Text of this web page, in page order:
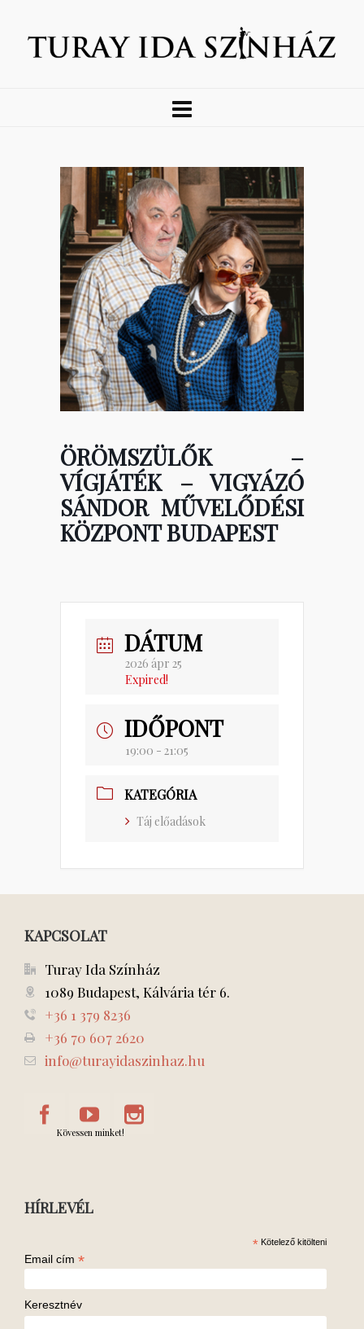
ÖRÖMSZÜLŐK –
VÍGJÁTÉK – VIGYÁZÓ
SÁNDOR MŰVELŐDÉSI
KÖZPONT BUDAPEST
DÁTUM
2026 ápr 25
Expired!
IDŐPONT
19:00 - 21:05
KATEGÓRIA
Táj előadások
KAPCSOLAT
Turay Ida Színház
1089 Budapest, Kálvária tér 6.
+36 1 379 8236
+36 70 607 2620
info@turayidaszinhaz.hu
Kövessen minket!
HÍRLEVÉL
* Kötelező kitölteni
Email cím *
Keresztnév